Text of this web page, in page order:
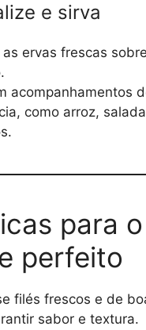
e sirva
as ervas frescas
acompanhamentos
como arroz,
para
perfeito
filés frescos e de
sabor e textura.